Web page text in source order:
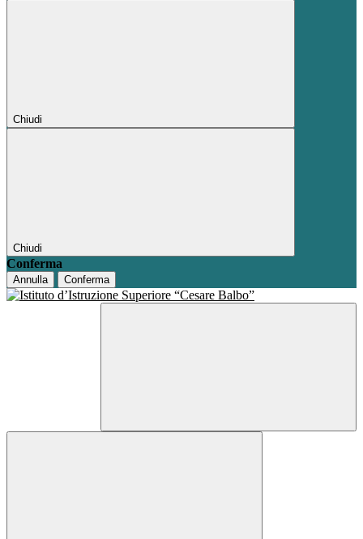
Chiudi
Chiudi
Conferma
Annulla Conferma